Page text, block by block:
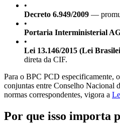
•
Decreto 6.949/2009 —
•
Portaria Interministerial
•
Lei 13.146/2015 (Lei
direta da CIF.
Para o BPC PCD especificamente,
conjuntas entre Conselho Nacional
normas correspondentes, vigora a
Por que isso importa